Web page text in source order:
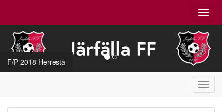
F/P 2018 Herresta